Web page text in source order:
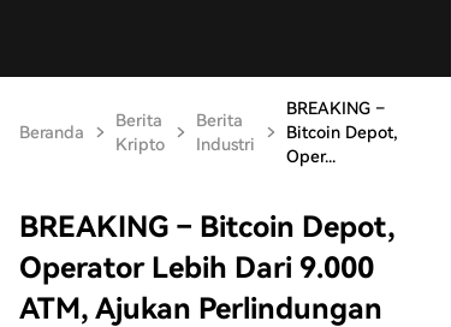
Beranda
Berita
Kripto
Berita
Industri
BREAKING –
Bitcoin Depot,
Oper...
BREAKING – Bitcoin Depot,
Operator Lebih Dari 9.000
ATM, Ajukan Perlindungan